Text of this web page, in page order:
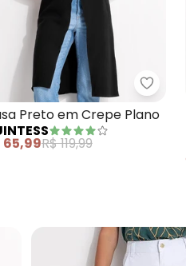
Blusa Branco em Malha
Preto em Crepe Plano
65,99R$ 119,99